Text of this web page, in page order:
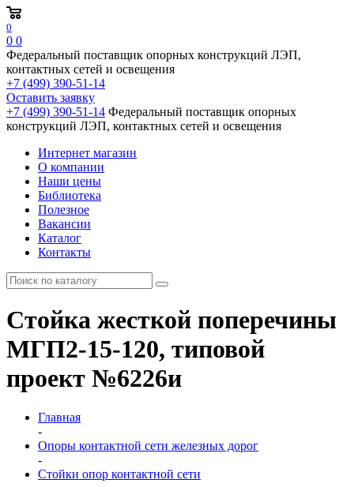
0
0 0
Федеральный поставщик опорных конструкций ЛЭП,
контактных сетей и освещения
+7 (499) 390-51-14
Оставить заявку
+7 (499) 390-51-14 Федеральный поставщик опорных
конструкций ЛЭП, контактных сетей и освещения
Интернет магазин
О компании
Наши цены
Библиотека
Полезное
Вакансии
Каталог
Контакты
Стойка жесткой поперечины
МГП2-15-120, типовой
проект №6226и
Главная
-
Опоры контактной сети железных дорог
-
Стойки опор контактной сети